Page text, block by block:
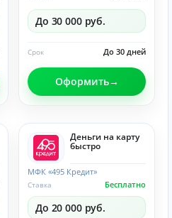
До 30 000 руб.
До 30 дней
Срок
Оформить
Деньги на карту
быстро
МФК «495 Кредит»
Бесплатно
Ставка
До 20 000 руб.